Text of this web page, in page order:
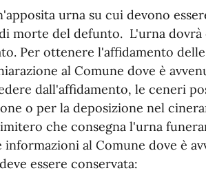
urna su cui devono
morte del defunto. L'urna dovrà
Per ottenere l'affidamento
al Comune dove è
dall'affidamento, le ceneri
o per la deposizione nel
che consegna l'urna
al Comune dove è
essere conservata: